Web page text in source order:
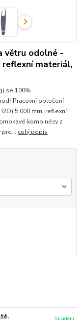
větru odolné -
reflexní materiál,
se 100%
Pracovní oblečení
5 000 mm, reflexní
kombinézy z
celý popis
Skladem